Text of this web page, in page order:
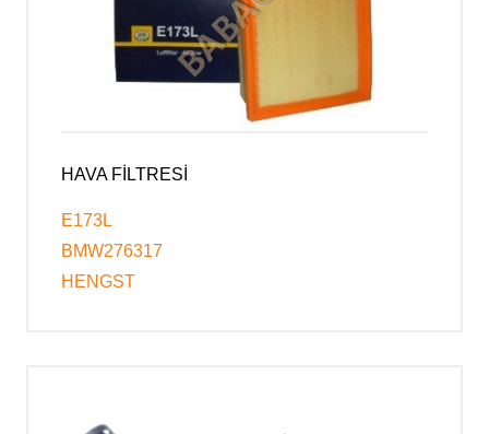
HAVA FİLTRESİ
E173L
BMW276317
HENGST